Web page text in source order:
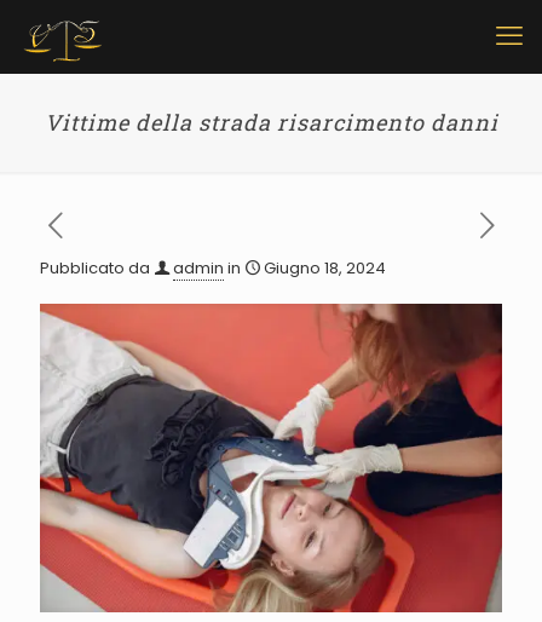
Vittime della strada risarcimento danni
Pubblicato da admin in Giugno 18, 2024